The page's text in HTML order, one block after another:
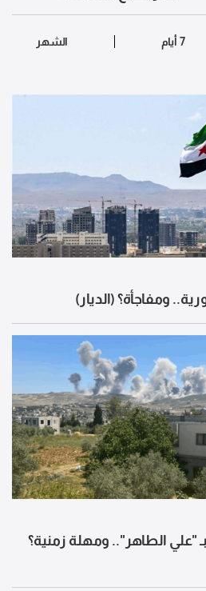
ومفاجأة؟ (الديار)
"علي الطاهر".. ومهلة زمنية؟